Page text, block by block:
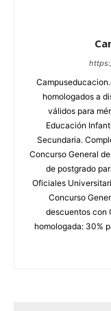
homologados a
válidos para
Educación
Secundaria.
Concurso General
de postgrado
Oficiales
Concurso
descuentos con
homologada: 30%